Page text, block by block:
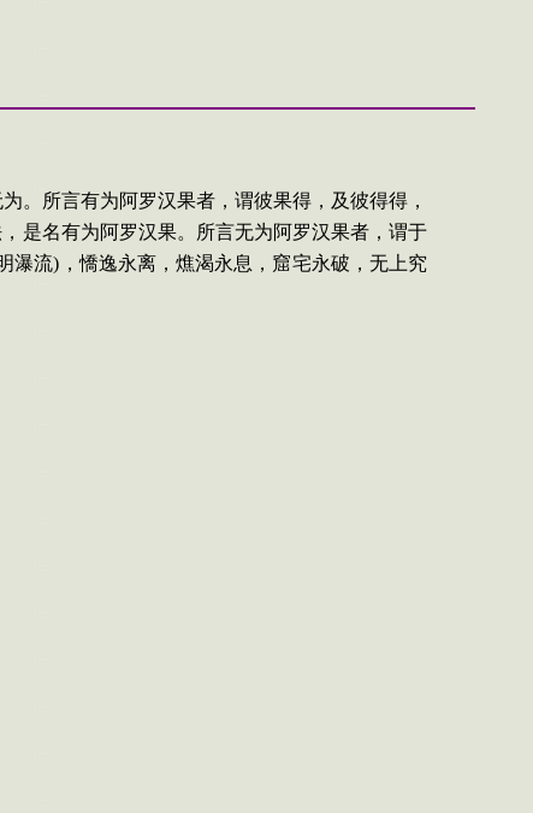
。所言有为阿罗汉果者，谓彼果得，及彼得得，
，是名有为阿罗汉果。所言无为阿罗汉果者，谓于
瀑流) ，憍逸永离，燋渴永息，窟宅永破，无上究